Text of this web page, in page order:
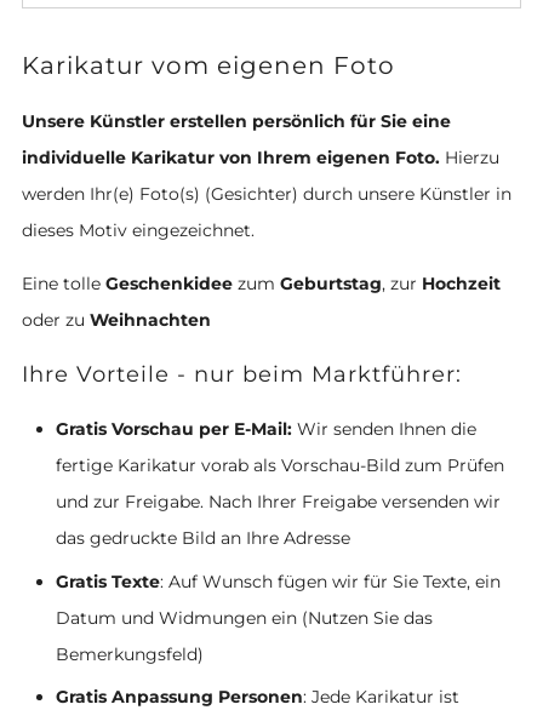
Karikatur vom eigenen Foto
Unsere Künstler erstellen persönlich für Sie eine
individuelle Karikatur von Ihrem eigenen Foto. Hierzu
werden Ihr(e) Foto(s) (Gesichter) durch unsere Künstler in
dieses Motiv eingezeichnet.
Eine tolle Geschenkidee zum Geburtstag, zur Hochzeit
oder zu Weihnachten
Ihre Vorteile - nur beim Marktführer:
Gratis Vorschau per E-Mail: Wir senden Ihnen die
fertige Karikatur vorab als Vorschau-Bild zum Prüfen
und zur Freigabe. Nach Ihrer Freigabe versenden wir
das gedruckte Bild an Ihre Adresse
Gratis Texte: Auf Wunsch fügen wir für Sie Texte, ein
Datum und Widmungen ein (Nutzen Sie das
Bemerkungsfeld)
Gratis Anpassung Personen: Jede Karikatur ist